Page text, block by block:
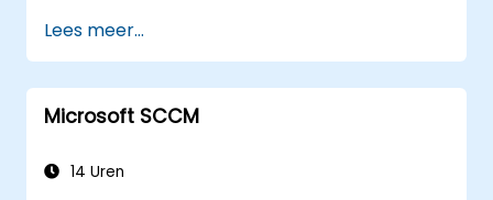
aanmaken, ordenen en beheren van
repositories.
Veranderingen in de infrastructuur volgen
met behulp van de rapportage- en
Lees meer...
Microsoft SCCM
14 Uren